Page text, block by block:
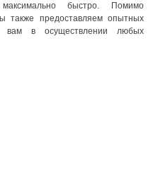
быстро. Помимо
также предоставляем опытных
вам в осуществлении любых